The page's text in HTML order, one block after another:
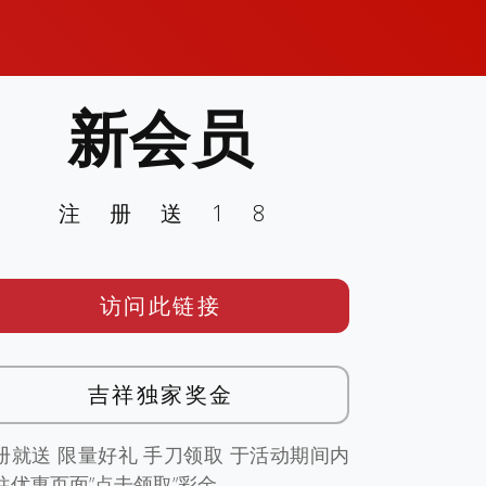
新会员
注册送18
访问此链接
吉祥独家奖金
就送 限量好礼 手刀领取 于活动期间内